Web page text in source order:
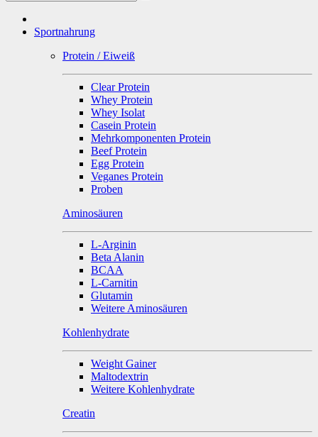
Sportnahrung
Protein / Eiweiß
Clear Protein
Whey Protein
Whey Isolat
Casein Protein
Mehrkomponenten Protein
Beef Protein
Egg Protein
Veganes Protein
Proben
Aminosäuren
L-Arginin
Beta Alanin
BCAA
L-Carnitin
Glutamin
Weitere Aminosäuren
Kohlenhydrate
Weight Gainer
Maltodextrin
Weitere Kohlenhydrate
Creatin